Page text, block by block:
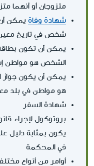
متزوجان أو أنهما
شهادة وفاة يمكن
شخص في تاريخ
يمكن أن تكون بطاقة
الشخص هو مواطن
يمكن أن يكون جواز
هو مواطن في بلد
شهادة السفر
بروتوكول لإجراء
يكون بمثابة دليل
في المحكمة
أوامر من أنواع